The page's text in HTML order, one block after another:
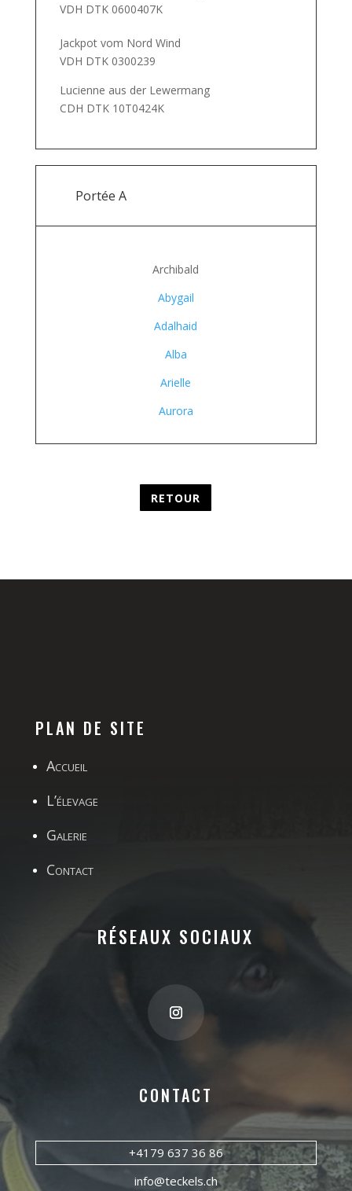
VDH DTK 0600407K
Jackpot vom Nord Wind
VDH DTK 0300239
Lucienne aus der Lewermang
CDH DTK 10T0424K
Portée A
Archibald
Abygail
Adalhaid
Alba
Arielle
Aurora
PLAN DE SITE
Accueil
L’élevage
Galerie
Contact
RÉSEAUX SOCIAUX
CONTACT
+4179 637 36 86
info@teckels.ch